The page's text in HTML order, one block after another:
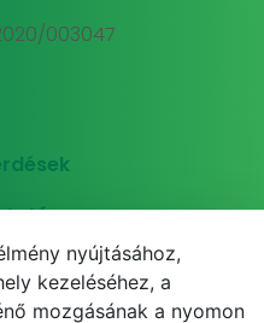
003047
nyújtásához,
kezeléséhez, a
mozgásának a nyomon